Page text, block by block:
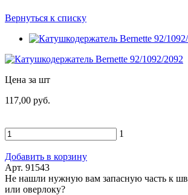
Вернуться к списку
Цена за шт
117,00 руб.
1
Добавить в корзину
Арт. 91543
Не нашли нужную вам запасную часть к
или оверлоку?